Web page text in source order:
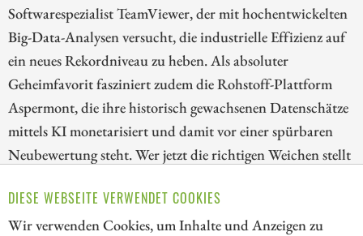
DIESE WEBSEITE VERWENDET COOKIES
Wir verwenden Cookies, um Inhalte und Anzeigen zu
Softwarespezialist TeamViewer, der mit hochentwickelten
Big-Data-Analysen versucht, die industrielle Effizienz auf
ein neues Rekordniveau zu heben. Als absoluter
Geheimfavorit fasziniert zudem die Rohstoff-Plattform
Aspermont, die ihre historisch gewachsenen Datenschätze
mittels KI monetarisiert und damit vor einer spürbaren
Neubewertung steht. Wer jetzt die richtigen Weichen stellt
niedrigen Einstieg zu interessanten Turnaround-
Kandidaten. Der Schlüssel liegt im richtigen Timing.